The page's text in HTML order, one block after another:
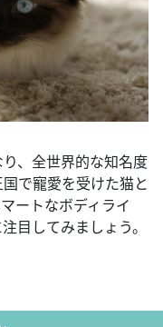
、全世界的な知名度
で寵愛を受けた猫と
ートなボディライ
目してみましょう。